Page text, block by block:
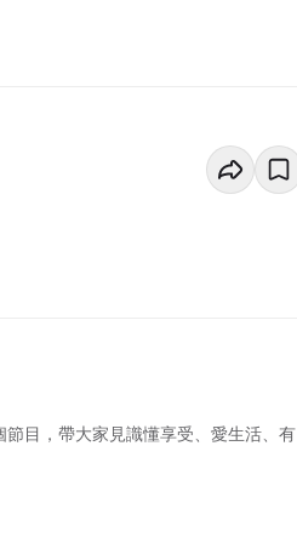
目，帶大家見識懂享受、愛生活、有